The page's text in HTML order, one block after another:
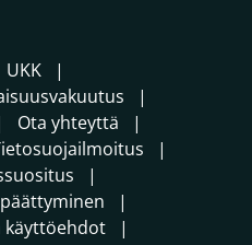
UKK
Ota yhteyttä
käyttöehdot